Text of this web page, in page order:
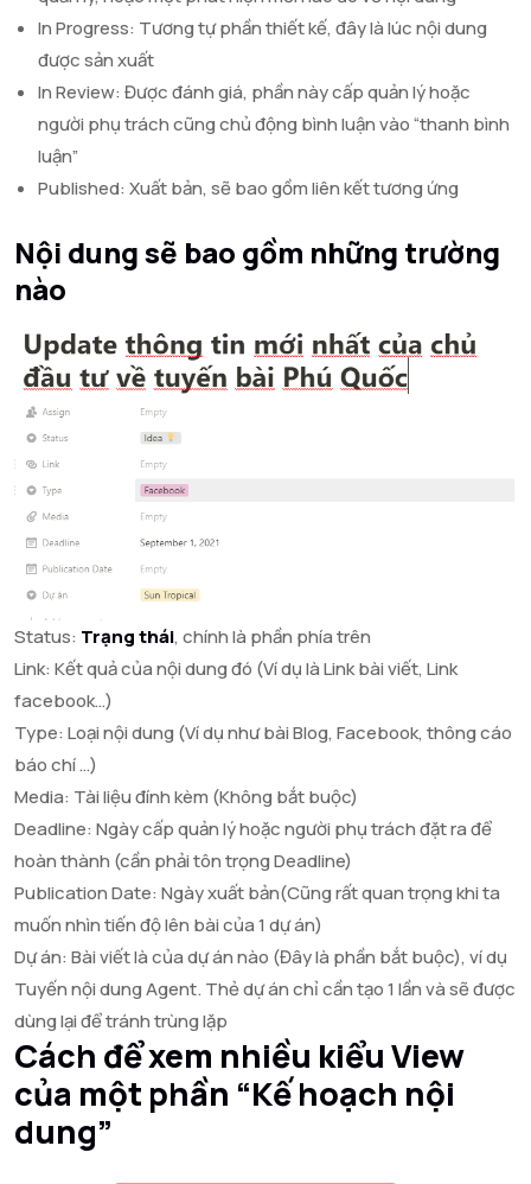
In Progress: Tương tự phần thiết kế, đây là lúc nội dung
được sản xuất
In Review: Được đánh giá, phần này cấp quản lý hoặc
người phụ trách cũng chủ động bình luận vào “thanh bình
luận”
Published: Xuất bản, sẽ bao gồm liên kết tương ứng
Nội dung sẽ bao gồm những trường
nào
Status: Trạng thái, chính là phần phía trên
Link: Kết quả của nội dung đó (Ví dụ là Link bài viết, Link
facebook…)
Type: Loại nội dung (Ví dụ như bài Blog, Facebook, thông cáo
báo chí …)
Media: Tài liệu đính kèm (Không bắt buộc)
Deadline: Ngày cấp quản lý hoặc người phụ trách đặt ra để
hoàn thành (cần phải tôn trọng Deadline)
Publication Date: Ngày xuất bản(Cũng rất quan trọng khi ta
muốn nhìn tiến độ lên bài của 1 dự án)
Dự án: Bài viết là của dự án nào (Đây là phần bắt buộc), ví dụ
Tuyến nội dung Agent. Thẻ dự án chỉ cần tạo 1 lần và sẽ được
dùng lại để tránh trùng lặp
Cách để xem nhiều kiểu View
của một phần “Kế hoạch nội
dung”